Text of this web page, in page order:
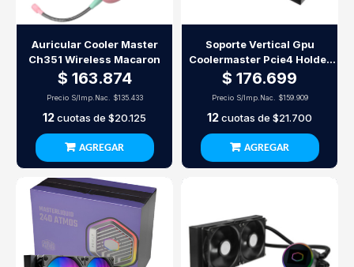
Auricular Cooler Master
Ch351 Wireless Macaron
$ 163.874
Precio S/Imp.Nac. $135.433
12cuotas de $20.125
AGREGAR
Soporte Vertical Gpu
Coolermaster Pcie4 Holder
Kit V3
$ 176.699
Precio S/Imp.Nac. $159.909
12cuotas de $21.700
AGREGAR